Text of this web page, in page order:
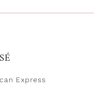
Express